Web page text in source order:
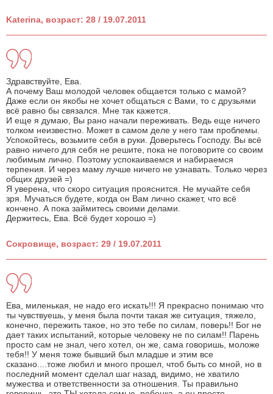
Katerina, возраст: 28 / 19.07.2011
Здравствуйте, Ева.
А почему Ваш молодой человек общается только с мамой?
Даже если он якобы не хочет общаться с Вами, то с друзьями
всё равно бы связался. Мне так кажется.
И еще я думаю, Вы рано начали переживать. Ведь еще ничего
толком неизвестно. Может в самом деле у него там проблемы.
Успокойтесь, возьмите себя в руки. Доверьтесь Господу. Вы всё
равно ничего для себя не решите, пока не поговорите со своим
любимым лично. Поэтому успокаиваемся и набираемся
терпения. И через маму лучше ничего не узнавать. Только через
общих друзей =)
Я уверена, что скоро ситуация прояснится. Не мучайте себя
зря. Мучаться будете, когда он Вам лично скажет, что всё
кончено. А пока займитесь своими делами.
Держитесь, Ева. Всё будет хорошо =)
Сокровище, возраст: 29 / 19.07.2011
Ева, миленькая, не надо его искать!!! Я прекрасно понимаю что
ты чувствуешь, у меня была почти такая же ситуация, тяжело,
конечно, пережить такое, но это тебе по силам, поверь!! Бог не
дает таких испытаний, которые человеку не по силам!! Парень
просто сам не знал, чего хотел, он же, сама говоришь, моложе
тебя!! У меня тоже бывший был младше и этим все
сказано....тоже любил и много прошел, чтоб быть со мной, но в
последний момент сделал шаг назад, видимо, не хватило
мужества и ответственности за отношения. Ты правильно